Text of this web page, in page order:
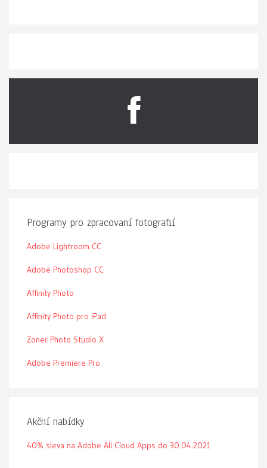
Programy pro zpracovaní fotografií
Adobe Lightroom CC
Adobe Photoshop CC
Affinity Photo
Affinity Photo pro iPad
Zoner Photo Studio X
Adobe Premiere Pro
Akční nabídky
40% sleva na Adobe All Cloud Apps do 30.04.2021